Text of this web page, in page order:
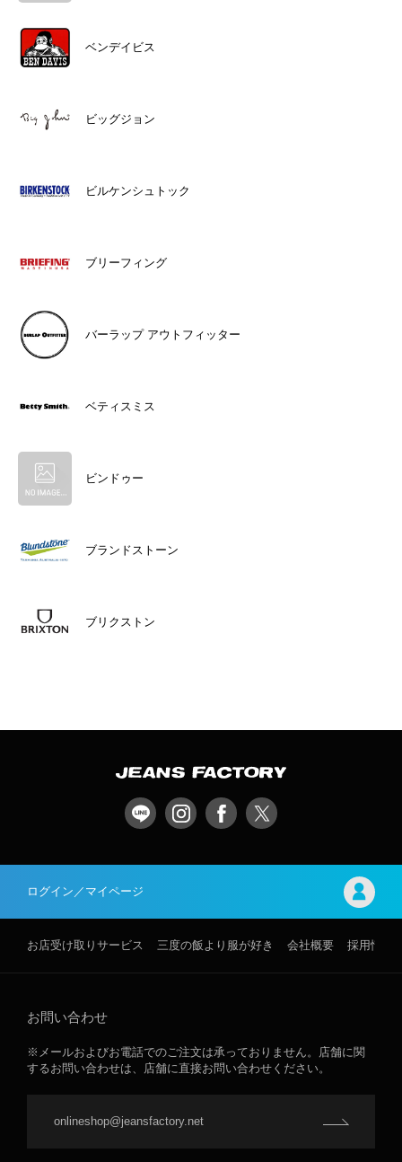
ベンデイビス
ビッグジョン
ビルケンシュトック
ブリーフィング
バーラップ アウトフィッター
ベティスミス
ビンドゥー
ブランドストーン
ブリクストン
ログイン／マイページ
お店受け取りサービス 三度の飯より服が好き 会社概要 採用情報
お問い合わせ
※メールおよびお電話でのご注文は承っておりません。店舗に関
するお問い合わせは、店舗に直接お問い合わせください。
onlineshop@jeansfactory.net